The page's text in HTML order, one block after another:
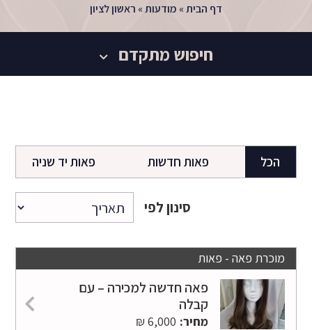
דף הבית» מודעות» ראשון לציון
חיפוש מתקדם
הכל פאות חדשות פאות יד שניה
סינון לפי
מוכרת פאה - פאות
פאה חדשה למכירה – עם
קבלה
מחיר: 6,000 ₪